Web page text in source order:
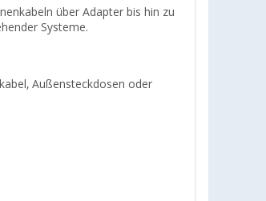
über Adapter bis hin zu
Systeme.
Außensteckdosen oder